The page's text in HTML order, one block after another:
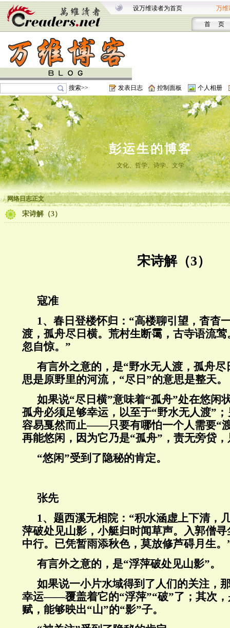
设万维读者为首页 万维
首 页
搜索>> 发表日志 控制面板 个人相册
彭运生的博客
文化、哲学、诗学、文学
网络日志正文
宋诗解（3）
宋诗解（3）
寇准
1、 春日登楼怀归：“高楼聊引望，杳杳
渡，孤舟尽日横。荒村生断霭，古寺语流
忽自惊。”
有言外之意的，是“野水无人渡，孤舟尽
思是原野里的河流，“尽日”的意思是整天。
如果说“尽日横”意味着“孤舟”处在悠闲
孤舟必须足够幸运，以至于“野水无人渡”
容易戛然而止——只要有哪怕一个人需要“
再能悠闲，因为它乃是“孤舟”，责无旁贷
“悠闲”受到了隐秘的肯定。
张先
1、题西溪无相院：“积水涵虚上下清，
萍破处见山影，小艇归时闻草声。入郭僧
中行。已凭暂雨添秋色，莫放修芦碍月生。
有言外之意的，是“浮萍破处见山影”。
如果说一小片水域得到了人们的关注，
幸运——覆盖着它的“浮萍”“破”了；其次，
赋，能够映出“山”的“影”子。